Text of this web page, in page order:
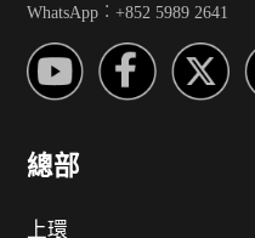
WhatsApp︰+852 5989 2641
總部
上環